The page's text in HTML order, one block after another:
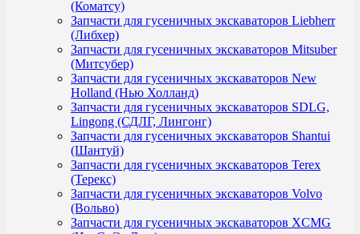
(Коматсу)
Запчасти для гусеничных экскаваторов Liebherr
(Либхер)
Запчасти для гусеничных экскаваторов Mitsuber
(Митсубер)
Запчасти для гусеничных экскаваторов New
Holland (Нью Холланд)
Запчасти для гусеничных экскаваторов SDLG,
Lingong (СДЛГ, Лингонг)
Запчасти для гусеничных экскаваторов Shantui
(Шантуй)
Запчасти для гусеничных экскаваторов Terex
(Терекс)
Запчасти для гусеничных экскаваторов Volvo
(Вольво)
Запчасти для гусеничных экскаваторов XCMG